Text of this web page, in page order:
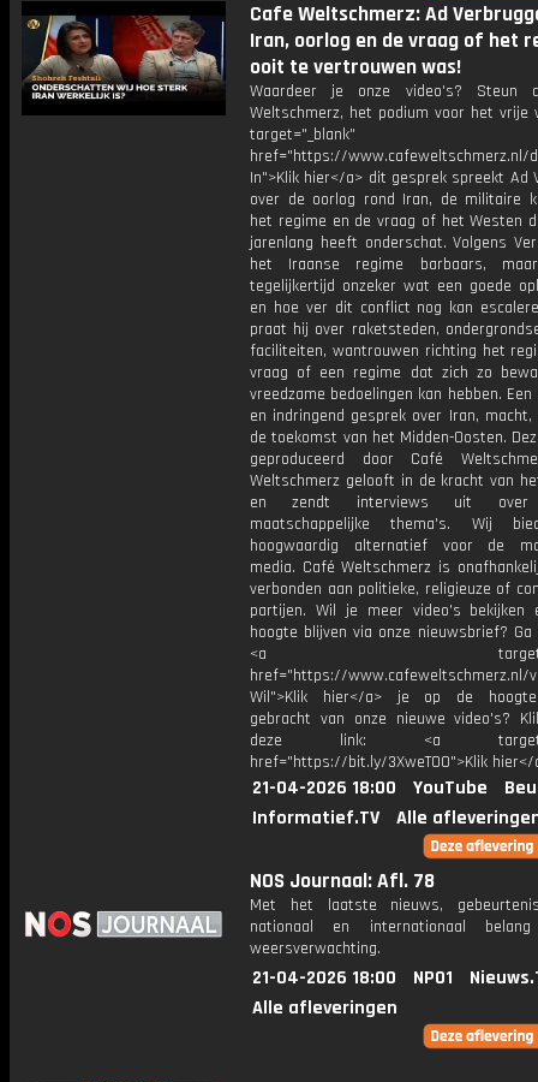
Cafe Weltschmerz: Ad
Iran, oorlog en de vraag of het
ooit te vertrouwen was!
Waardeer je onze video's? Steun
Weltschmerz, het podium voor het vrije
target="_blank"
href="https://www.cafeweltschmerz.nl/
In">Klik hier</a> dit gesprek spreekt Ad
over de oorlog rond Iran, de militaire
het regime en de vraag of het Westen
jarenlang heeft onderschat. Volgens
het Iraanse regime barbaars,
tegelijkertijd onzeker wat een goede
en hoe ver dit conflict nog kan
praat hij over raketsteden,
faciliteiten, wantrouwen richting het
vraag of een regime dat zich zo
vreedzame bedoelingen kan hebben. Een
en indringend gesprek over Iran, macht,
de toekomst van het Midden-Oosten.
geproduceerd door Café
Weltschmerz gelooft in de kracht van
en zendt interviews uit over
maatschappelijke thema's. Wij
hoogwaardig alternatief voor de
media. Café Weltschmerz is
verbonden aan politieke, religieuze of
partijen. Wil je meer video's bekijken
hoogte blijven via onze nieuwsbrief? Ga
<a
href="https://www.cafeweltschmerz.nl/
Wil">Klik hier</a> je op de
gebracht van onze nieuwe video's?
deze link: <a
href="https://bit.ly/3XweTO0">Klik hier</
21-04-2026 18:00 YouTube
Informatief.TV
Alle
NOS Journaal: Afl. 78
Met het laatste nieuws,
nationaal en internationaal
weersverwachting.
21-04-2026 18:00 NPO1
Alle afleveringen